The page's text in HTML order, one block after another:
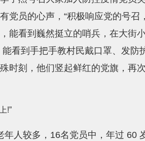
党员的心声，“积极响应党的号召
能看到巍然挺立的哨兵，在大街
看到手把手教村民戴口罩、发防
时刻，他们竖起鲜红的党旗，再
!”
年人较多，16名党员中，年过 60